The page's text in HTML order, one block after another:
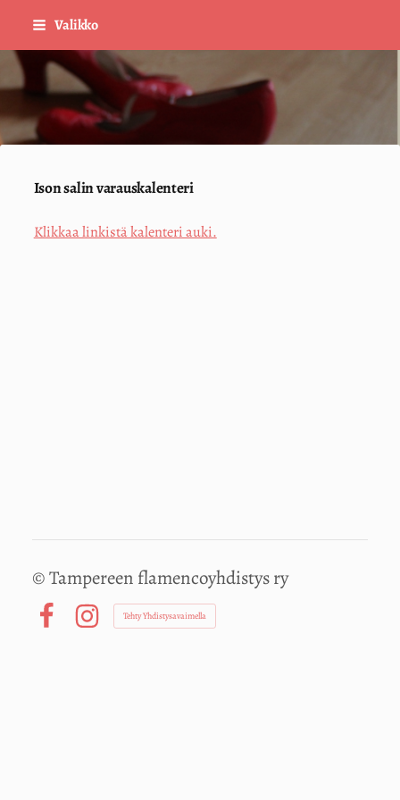
Siirry
sisältöön
Valikko
Sivuston etusivulle
Ison salin varauskalenteri
Klikkaa linkistä kalenteri auki.
©Tampereen flamencoyhdistys ry
Instagram
Tehty Yhdistysavaimella